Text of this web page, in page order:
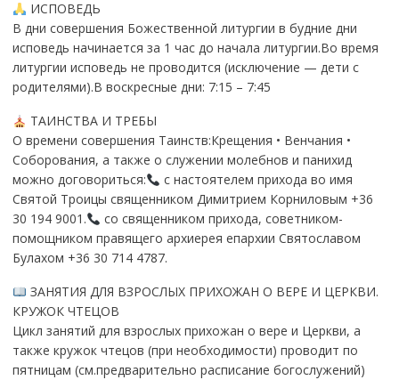
ИСПОВЕДЬ
В дни совершения Божественной литургии в будние дни
исповедь начинается за 1 час до начала литургии.Во время
литургии исповедь не проводится (исключение — дети с
родителями).В воскресные дни: 7:15 – 7:45
ТАИНСТВА И ТРЕБЫ
О времени совершения Таинств:Крещения • Венчания •
Соборования, а также о служении молебнов и панихид
можно договориться:
с настоятелем прихода во имя
Святой Троицы священником Димитрием Корниловым +36
30 194 9001.
со священником прихода, советником-
помощником правящего архиерея епархии Святославом
Булахом +36 30 714 4787.
ЗАНЯТИЯ ДЛЯ ВЗРОСЛЫХ ПРИХОЖАН О ВЕРЕ И ЦЕРКВИ.
КРУЖОК ЧТЕЦОВ
Цикл занятий для взрослых прихожан о вере и Церкви, а
также кружок чтецов (при необходимости) проводит по
пятницам (см.предварительно расписание богослужений)